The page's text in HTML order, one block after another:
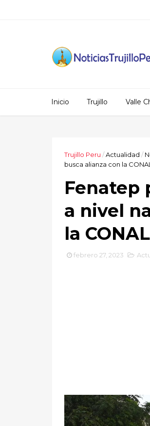
Inicio Trujillo Valle
Trujillo Peru /Actualidad /
busca alianza con la
Fenatep
a nivel
la
febrero 27, 2023